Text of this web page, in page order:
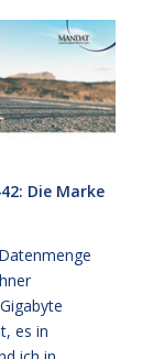
Die Marke
es in